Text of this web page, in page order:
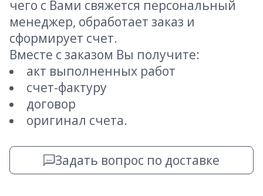
чего с Вами свяжется персональный
менеджер, обработает заказ и
сформирует счет.
Вместе с заказом Вы получите:
акт выполненных работ
счет-фактуру
договор
оригинал счета.
Задать вопрос по доставке